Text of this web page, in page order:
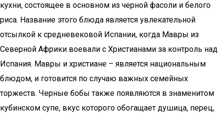
кухни, состоящее в основном из черной фасоли и белого
риса. Название этого блюда является увлекательной
отсылкой к средневековой Испании, когда Мавры из
Северной Африки воевали с Христианами за контроль над
Испания. Мавры и христиане – является национальным
блюдом, и готовится по случаю важных семейных
торжеств. Черные бобы также появляются в знаменитом
кубинском супе, вкус которого обогащает душица, перец,